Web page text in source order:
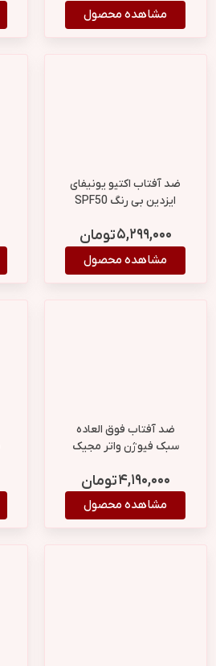
مشاهده محصول
ضد آفتاب اکتیو یونیفای
ایزدین بی رنگ SPF50
۵,۲۹۹,۰۰۰تومان
مشاهده محصول
ضد آفتاب فوق العاده
سبک فیوژن واتر مجیک
۴,۱۹۰,۰۰۰تومان
مشاهده محصول